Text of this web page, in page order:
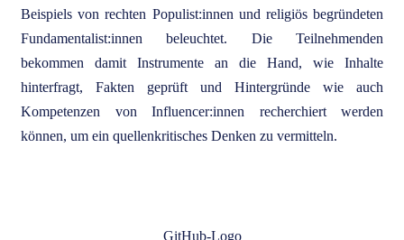
Beispiels von rechten Populist:innen und religiös begründeten
Fundamentalist:innen beleuchtet. Die Teilnehmenden
bekommen damit Instrumente an die Hand, wie Inhalte
hinterfragt, Fakten geprüft und Hintergründe wie auch
Kompetenzen von Influencer:innen recherchiert werden
können, um ein quellenkritisches Denken zu vermitteln.